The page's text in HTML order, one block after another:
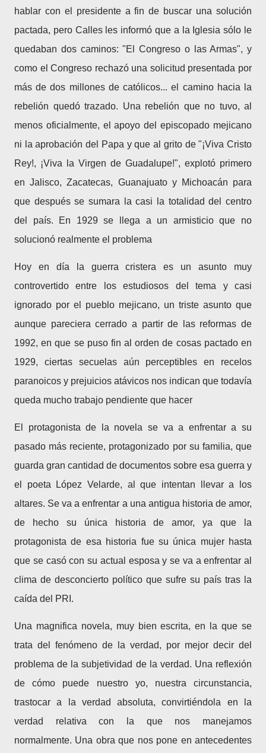
hablar con el presidente a fin de buscar una solución
pactada, pero Calles les informó que a la Iglesia sólo le
quedaban dos caminos: "El Congreso o las Armas", y
como el Congreso rechazó una solicitud presentada por
más de dos millones de católicos... el camino hacia la
rebelión quedó trazado. Una rebelión que no tuvo, al
menos oficialmente, el apoyo del episcopado mejicano
ni la aprobación del Papa y que al grito de "¡Viva Cristo
Rey!, ¡Viva la Virgen de Guadalupe!", explotó primero
en Jalisco, Zacatecas, Guanajuato y Michoacán para
que después se sumara la casi la totalidad del centro
del país. En 1929 se llega a un armisticio que no
solucionó realmente el problema
Hoy en día la guerra cristera es un asunto muy
controvertido entre los estudiosos del tema y casi
ignorado por el pueblo mejicano, un triste asunto que
aunque pareciera cerrado a partir de las reformas de
1992, en que se puso fin al orden de cosas pactado en
1929, ciertas secuelas aún perceptibles en recelos
paranoicos y prejuicios atávicos nos indican que todavía
queda mucho trabajo pendiente que hacer
El protagonista de la novela se va a enfrentar a su
pasado más reciente, protagonizado por su familia, que
guarda gran cantidad de documentos sobre esa guerra y
el poeta López Velarde, al que intentan llevar a los
altares. Se va a enfrentar a una antigua historia de amor,
de hecho su única historia de amor, ya que la
protagonista de esa historia fue su única mujer hasta
que se casó con su actual esposa y se va a enfrentar al
clima de desconcierto político que sufre su país tras la
caída del PRI.
Una magnifica novela, muy bien escrita, en la que se
trata del fenómeno de la verdad, por mejor decir del
problema de la subjetividad de la verdad. Una reflexión
de cómo puede nuestro yo, nuestra circunstancia,
trastocar a la verdad absoluta, convirtiéndola en la
verdad relativa con la que nos manejamos
normalmente. Una obra que nos pone en antecedentes